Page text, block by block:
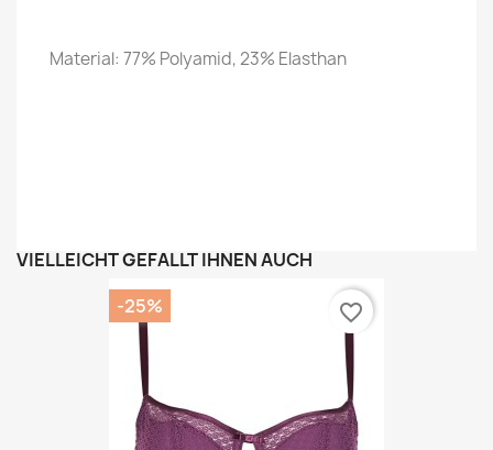
Material: 77% Polyamid,23% Elasthan
VIELLEICHT GEFÄLLT IHNEN AUCH
-25% favorite_border